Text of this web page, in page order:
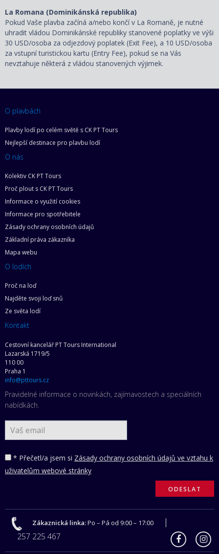
La Romana (Dominikánská republika)
Pokud Vaše plavba začíná a/nebo končí v La Romaně, je nutné
uhradit vládou Dominikánské republiky stanovené poplatky ve výši
30 USD/osoba za odjezdový poplatek (Exit Fee), a 10 USD/osoba
za vstupní turistickou kartu (Entry Fee), pokud se na Vás
nevztahuje některá z vládou stanovených výjimek.
O plavbách
Plavby lodí po celém světě s CK PT Tours
Nejlepší destinace pro plavbu lodí
O nás
Kolektiv CK PT Tours
Proč plout s CK PT Tours
Informace o využití cookies
Informace pro spotřebitele
Zásady ochrany osobních údajů
Základní práva zákazníka
Mapa webu
O lodích
Proč na loď
Najděte svoji loď snů
Ze světa lodí
Kontakt
Cestovní kancelář PT Tours International
Lazarská 1719/5
110 00
Praha 1
info@pttours.cz
Pravidelné informace o novinkách, zajímavostech a speciálních
nabídkách.
* Přečetl/a jsem si Zásady ochrany osobních údajů ve vztahu k
uživatelům webové stránky
Zákaznická linka:Po – Pá od 9:00 – 17:00
257 225 467